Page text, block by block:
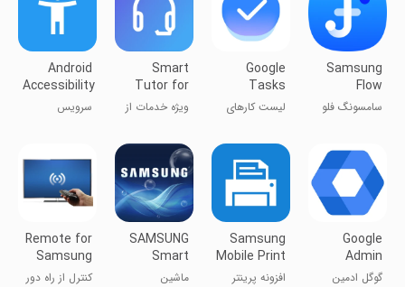
Samsung
Flow
سامسونگ فلو
Google
Tasks
لیست کارهای
Smart
Tutor for
SAMSUNG
Mobile
ویژه خدمات از
سامسونگ
Android
Accessibility
Suite
سرویس
Google
Admin
گوگل ادمین
Samsung
Mobile Print
افزونه پرینتر
SAMSUNG
Smart
Washer/Dryer
ماشین
Remote for
Samsung
TV
کنترل از راه دور